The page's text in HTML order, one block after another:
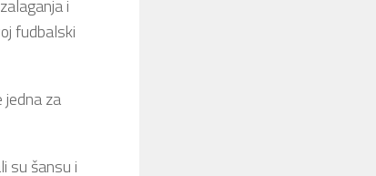
i
fudbalski
jedna za
su šansu i